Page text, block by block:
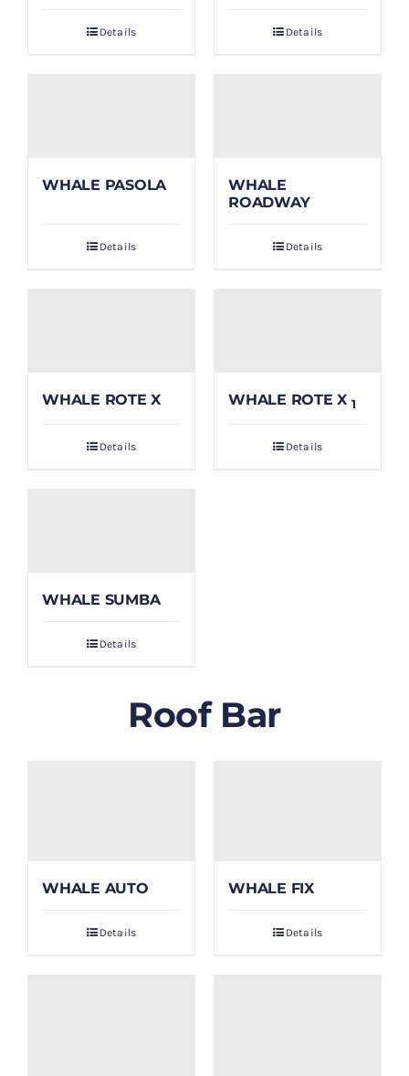
Details Details
WHALE PASOLA
Details
WHALE
ROADWAY
Details
WHALE ROTE X
Details
WHALE ROTE X 1
Details
WHALE SUMBA
Details
Roof Bar
WHALE AUTO
Details
WHALE FIX
Details